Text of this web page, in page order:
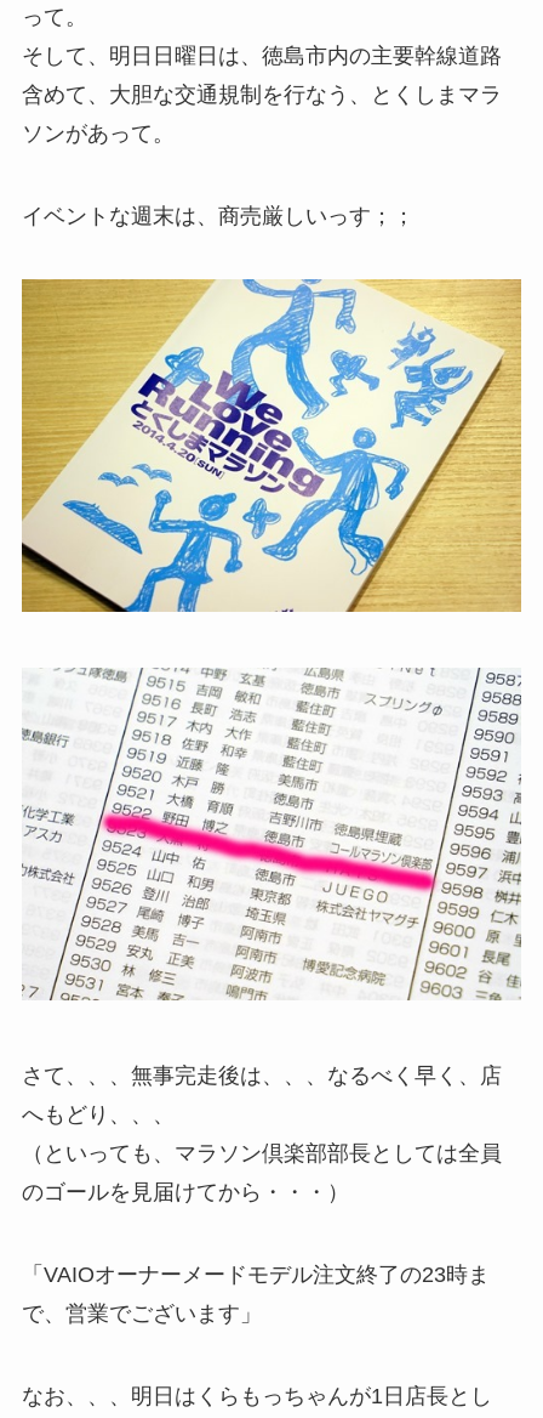
って。
そして、明日日曜日は、徳島市内の主要幹線道路
含めて、大胆な交通規制を行なう、とくしまマラ
ソンがあって。
イベントな週末は、商売厳しいっす；；
さて、、、無事完走後は、、、なるべく早く、店
へもどり、、、
（といっても、マラソン倶楽部部長としては全員
のゴールを見届けてから・・・）
「VAIOオーナーメードモデル注文終了の23時ま
で、営業でございます」
なお、、、明日はくらもっちゃんが1日店長とし